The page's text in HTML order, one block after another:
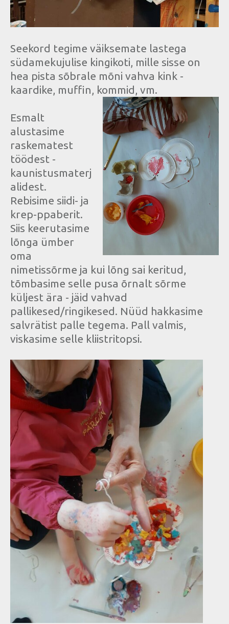
Seekord tegime väiksemate lastega
südamekujulise kingikoti, mille sisse on
hea pista sõbrale mõni vahva kink -
kaardike, muffin, kommid, vm.
Esmalt
alustasime
raskematest
töödest -
kaunistusmaterj
alidest.
Rebisime siidi- ja
krep-ppaberit.
Siis keerutasime
lõnga ümber
oma
nimetissõrme ja kui lõng sai keritud,
tõmbasime selle pusa õrnalt sõrme
küljest ära - jäid vahvad
pallikesed/ringikesed. Nüüd hakkasime
salvrätist palle tegema. Pall valmis,
viskasime selle kliistritopsi.